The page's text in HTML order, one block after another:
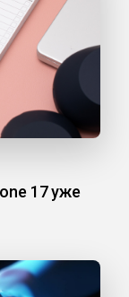
17 уже